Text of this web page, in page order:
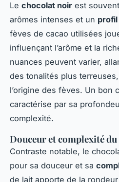
Le chocolat noir est
arômes intenses et un profil
fèves de cacao utilisées
influençant l’arôme et la
nuances peuvent varier,
des tonalités plus
l’origine des fèves. Un bon
caractérise par sa
complexité.
Douceur et complexité
Contraste notable, le
pour sa douceur et sa
de lait apporte de la